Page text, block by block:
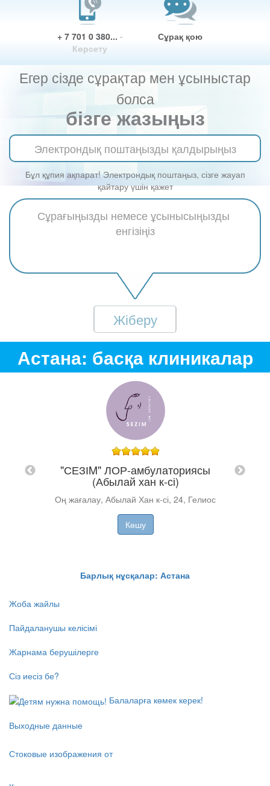
+ 7 701 0 380... -
Көрсету
Сұрақ қою
Егер сізде сұрақтар мен ұсыныстар
болса
бізге жазыңыз
Бұл құпия ақпарат! Электрондық поштаңыз, сізге жауап
қайтару үшін қажет
Жіберу
Астана: басқа клиникалар
"СЕЗІM" ЛОР-амбулаториясы
(Абылай хан к-сі)
Оң жағалау, Абылай Хан к-сі, 24, Гелиос
Көшу
Барлық нұсқалар: Астана
Жоба жайлы
Пайдаланушы келісімі
Жарнама берушілерге
Сіз иесіз бе?
Балаларға көмек керек!
Выходные данные
Стоковые изображения от